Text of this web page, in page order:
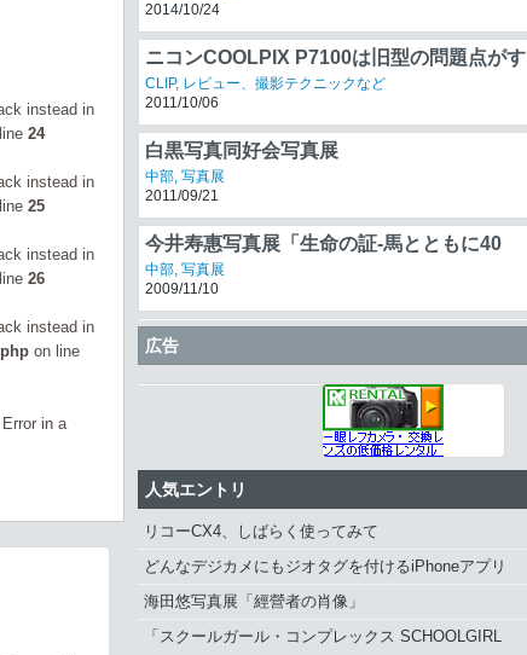
instead in
24
instead in
25
instead in
26
instead in
on line
in a
2014/10/24
ニコンCOOLPIX P7100は旧型の問題点がす
べて解消している
CLIP, レビュー、撮影テクニックなど
2011/10/06
白黒写真同好会写真展
中部, 写真展
2011/09/21
今井寿惠写真展「生命の証-馬とともに40
年」
中部, 写真展
2009/11/10
キヤノン、「EOS-1D X」と「EOS-1D C」
でAFが合焦しない現象 グリスの塗布不足
が原因。無償点検・修理で対応
CLIP,新製品、サポートなど
2013/06/19
広告
人気エントリ
リコーCX4、しばらく使ってみて
どんなデジカメにもジオタグを付けるiPhoneアプリ
海田悠写真展「經營者の肖像」
「スクールガール・コンプレックス SCHOOLGIRL